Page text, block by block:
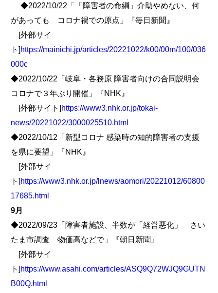
◆2022/10/22「「障害者の命綱」介助やめない、何
があっても コロナ禍での原点」『毎日新聞』
[外部サイ
ト] https://mainichi.jp/articles/20221022/k00/00m/100/036
000c
◆2022/10/22「岐阜・各務原 障害者向けの合同説明会
コロナで３年ぶり開催」『NHK』
[外部サイト] https://www3.nhk.or.jp/tokai-
news/20221022/3000025510.html
◆2022/10/12「新型コロナ 感染時の知的障害者の支援
を県に要望」『NHK』
[外部サイ
ト] https://www3.nhk.or.jp/lnews/aomori/20221012/60800
17685.html
9月
◆2022/09/23「障害者施設、半数が「経営悪化」 さい
たま市調査 物価高などで」『朝日新聞』
[外部サイ
ト] https://www.asahi.com/articles/ASQ9Q72WJQ9GUTN
B00Q.html